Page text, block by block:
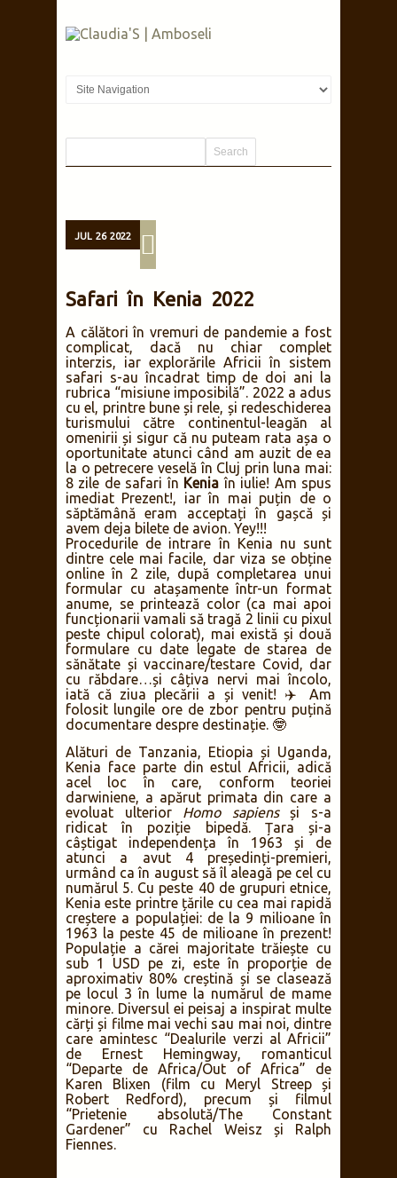
JUL 26 2022
Safari în Kenia 2022
A călători în vremuri de pandemie a fost
complicat, dacă nu chiar complet
interzis, iar explorările Africii în sistem
safari s-au încadrat timp de doi ani la
rubrica “misiune imposibilă”. 2022 a adus
cu el, printre bune și rele, și redeschiderea
turismului către continentul-leagăn al
omenirii și sigur că nu puteam rata așa o
oportunitate atunci când am auzit de ea
la o petrecere veselă în Cluj prin luna mai:
8 zile de safari în Kenia în iulie! Am spus
imediat Prezent!, iar în mai puțin de o
săptămână eram acceptați în gașcă și
avem deja bilete de avion. Yey!!!
Procedurile de intrare în Kenia nu sunt
dintre cele mai facile, dar viza se obține
online în 2 zile, după completarea unui
formular cu atașamente într-un format
anume, se printează color (ca mai apoi
funcționarii vamali să tragă 2 linii cu pixul
peste chipul colorat), mai există și două
formulare cu date legate de starea de
sănătate și vaccinare/testare Covid, dar
cu răbdare…și câțiva nervi mai încolo,
iată că ziua plecării a și venit! ✈️ Am
folosit lungile ore de zbor pentru puțină
documentare despre destinație. 🤓
Alături de Tanzania, Etiopia și Uganda,
Kenia face parte din estul Africii, adică
acel loc în care, conform teoriei
darwiniene, a apărut primata din care a
evoluat ulterior Homo sapiensși s-a
ridicat în poziție bipedă. Țara și-a
câștigat independența în 1963 și de
atunci a avut 4 președinți-premieri,
urmând ca în august să îl aleagă pe cel cu
numărul 5. Cu peste 40 de grupuri etnice,
Kenia este printre țările cu cea mai rapidă
creștere a populației: de la 9 milioane în
1963 la peste 45 de milioane în prezent!
Populație a cărei majoritate trăiește cu
sub 1 USD pe zi, este în proporție de
aproximativ 80% creștină și se clasează
pe locul 3 în lume la numărul de mame
minore. Diversul ei peisaj a inspirat multe
cărți și filme mai vechi sau mai noi, dintre
care amintesc “Dealurile verzi al Africii”
de Ernest Hemingway, romanticul
“Departe de Africa/Out of Africa” de
Karen Blixen (film cu Meryl Streep și
Robert Redford), precum și filmul
“Prietenie absolută/The Constant
Gardener” cu Rachel Weisz și Ralph
Fiennes.